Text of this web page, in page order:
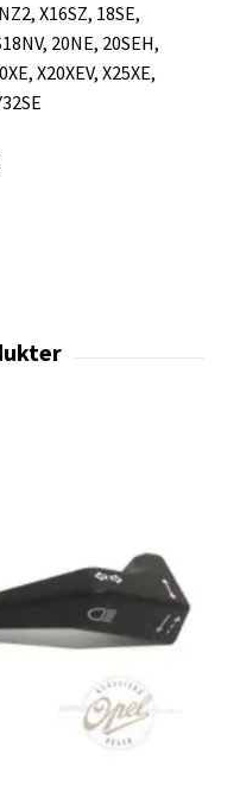
X16SZ, 18SE,
20NE, 20SEH,
X20XEV, X25XE,